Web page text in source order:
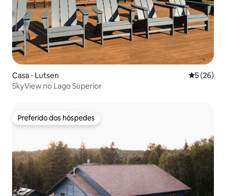
Casa ⋅ Lutsen 5 de uma
5 (26)
SkyView no Lago Superior
Preferido dos hóspedes
Preferido dos hóspedes